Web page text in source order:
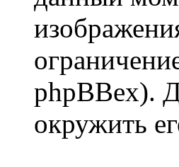
phpBBex).
окружить